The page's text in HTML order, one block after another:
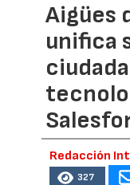
Aigües
unifica
Redacción
327